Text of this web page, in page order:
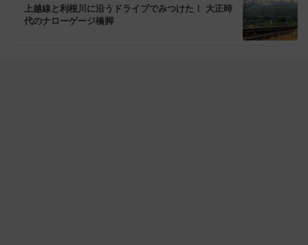
上越線と利根川に沿うドライブでみつけた！ 大正時
代のナローゲージ橋脚